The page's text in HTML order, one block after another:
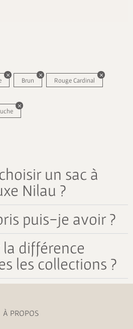
Brun
Rouge Cardinal
un sac à
Nilau ?
puis-je avoir ?
la différence
les collections ?
À PROPOS